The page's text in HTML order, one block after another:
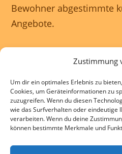
Zustimmung
Um dir ein optimales Erlebnis zu
Cookies, um Geräteinformationen zu
zuzugreifen. Wenn du diesen
wie das Surfverhalten oder eindeutige
verarbeiten. Wenn du deine
können bestimmte Merkmale und
Bewohner abgestimmte
Angebote.
gewährleisten eine 24
Betreuung.
Kontakte und Beratung
kostenlos.